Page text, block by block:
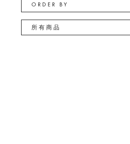
ORDER BY
所有商品